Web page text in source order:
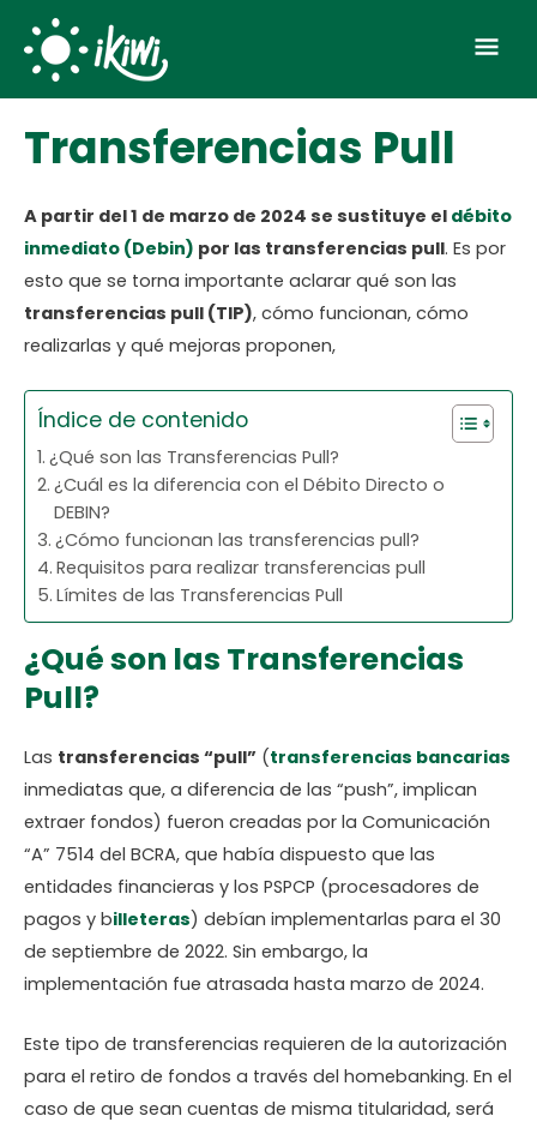
content
Transferencias Pull
A partir del 1 de marzo de 2024 se sustituye el débito
inmediato (Debin) por las transferencias pull. Es por
esto que se torna importante aclarar qué son las
transferencias pull (TIP), cómo funcionan, cómo
realizarlas y qué mejoras proponen,
Índice de contenido
¿Qué son las Transferencias Pull?
¿Cuál es la diferencia con el Débito Directo o
DEBIN?
¿Cómo funcionan las transferencias pull?
Requisitos para realizar transferencias pull
Límites de las Transferencias Pull
¿Qué son las Transferencias
Pull?
Las transferencias “pull” (transferencias bancarias
inmediatas que, a diferencia de las “push”, implican
extraer fondos) fueron creadas por la Comunicación
“A” 7514 del BCRA, que había dispuesto que las
entidades financieras y los PSPCP (procesadores de
pagos y billeteras) debían implementarlas para el 30
de septiembre de 2022. Sin embargo, la
implementación fue atrasada hasta marzo de 2024.
Este tipo de transferencias requieren de la autorización
para el retiro de fondos a través del homebanking. En el
caso de que sean cuentas de misma titularidad, será